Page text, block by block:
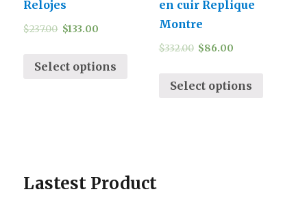
Relojes
$237.00 $133.00
Select options
en cuir Replique
Montre
$332.00 $86.00
Select options
Lastest Product